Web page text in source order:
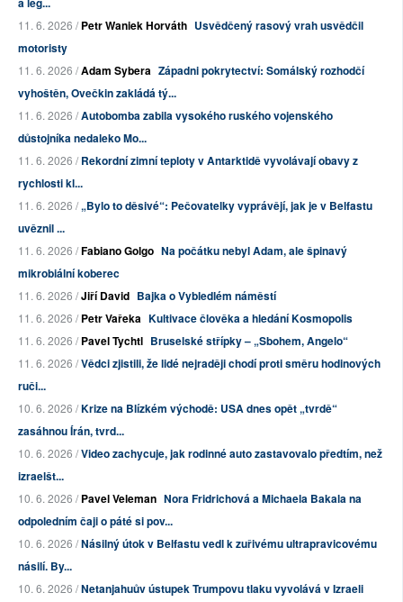
11. 6. 2026 /Petr Waniek Horváth Usvědčený rasový vrah usvědčil
motoristy
11. 6. 2026 /Adam Sybera Západni pokrytectví: Somálský rozhodčí
vyhoštěn, Ovečkin zakládá tý...
11. 6. 2026 /Autobomba zabila vysokého ruského vojenského
důstojníka nedaleko Mo...
11. 6. 2026 /Rekordní zimní teploty v Antarktidě vyvolávají obavy z
rychlosti kl...
11. 6. 2026 /„Bylo to děsivé“: Pečovatelky vyprávějí, jak je v Belfastu
uvěznil ...
11. 6. 2026 /Fabiano Golgo Na počátku nebyl Adam, ale špinavý
mikrobiální koberec
11. 6. 2026 /Jiří David Bajka o Vybledlém náměstí
11. 6. 2026 /Petr Vařeka Kultivace člověka a hledání Kosmopolis
11. 6. 2026 /Pavel Tychtl Bruselské střípky – „Sbohem, Angelo“
11. 6. 2026 /Vědci zjistili, že lidé nejraději chodí proti směru hodinových
ruči...
10. 6. 2026 /Krize na Blízkém východě: USA dnes opět „tvrdě“
zasáhnou Írán, tvrd...
10. 6. 2026 /Video zachycuje, jak rodinné auto zastavovalo předtím, než
izraelšt...
10. 6. 2026 /Pavel Veleman Nora Fridrichová a Michaela Bakala na
odpoledním čaji o páté si pov...
10. 6. 2026 /Násilný útok v Belfastu vedl k zuřivému ultrapravicovému
násilí. By...
10. 6. 2026 /Netanjahuův ústupek Trumpovu tlaku vyvolává v Izraeli